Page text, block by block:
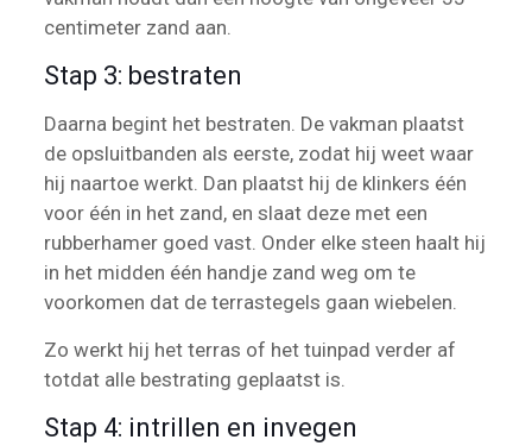
centimeter zand aan.
Stap 3: bestraten
Daarna begint het bestraten. De vakman plaatst
de opsluitbanden als eerste, zodat hij weet waar
hij naartoe werkt. Dan plaatst hij de klinkers één
voor één in het zand, en slaat deze met een
rubberhamer goed vast. Onder elke steen haalt hij
in het midden één handje zand weg om te
voorkomen dat de terrastegels gaan wiebelen.
Zo werkt hij het terras of het tuinpad verder af
totdat alle bestrating geplaatst is.
Stap 4: intrillen en invegen